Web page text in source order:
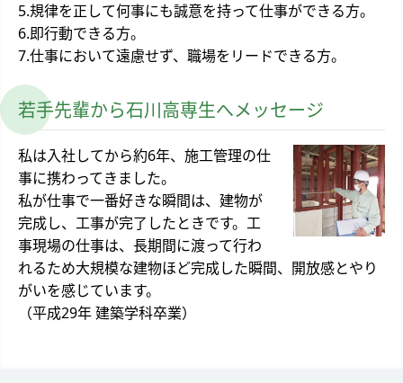
5.規律を正して何事にも誠意を持って仕事ができる方。
6.即行動できる方。
7.仕事において遠慮せず、職場をリードできる方。
若手先輩から石川高専生へメッセージ
私は入社してから約6年、施工管理の仕
事に携わってきました。
私が仕事で一番好きな瞬間は、建物が
完成し、工事が完了したときです。工
事現場の仕事は、長期間に渡って行わ
れるため大規模な建物ほど完成した瞬間、開放感とやり
がいを感じています。
（平成29年 建築学科卒業）